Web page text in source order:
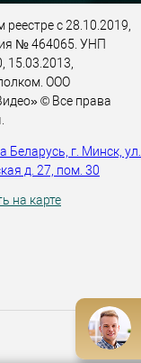
реестре с 28.10.2019,
№ 464065. УНП
15.03.2013,
ООО
© Все права
Беларусь, г. Минск, ул.
д. 27, пом. 30
на карте